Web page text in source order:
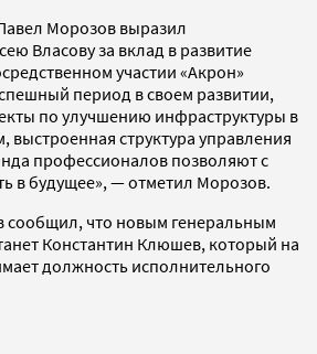
Морозов выразил
Власову за вклад в развитие
участии «Акрон»
период в своем развитии,
по улучшению инфраструктуры в
структура управления
профессионалов позволяют с
в будущее», — отметил Морозов.
сообщил, что новым генеральным
Константин Клюшев, который на
должность исполнительного